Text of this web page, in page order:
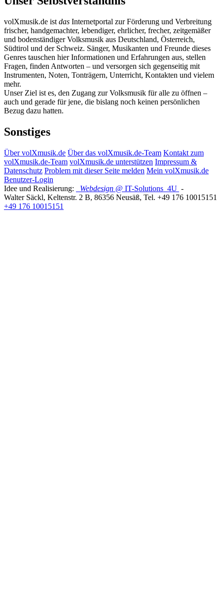
volXmusik.de ist das Internetportal zur Förderung und Verbreitung
frischer, handgemachter, lebendiger, ehrlicher, frecher, zeitgemäßer
und bodenständiger Volksmusik aus Deutschland, Österreich,
Südtirol und der Schweiz. Sänger, Musikanten und Freunde dieses
Genres tauschen hier Informationen und Erfahrungen aus, stellen
Fragen, finden Antworten – und versorgen sich gegenseitig mit
Instrumenten, Noten, Tonträgern, Unterricht, Kontakten und vielem
mehr.
Unser Ziel ist es, den Zugang zur Volksmusik für alle zu öffnen –
auch und gerade für jene, die bislang noch keinen persönlichen
Bezug dazu hatten.
Sonstiges
Über volXmusik.de Über das volXmusik.de-Team Kontakt zum
volXmusik.de-Team volXmusik.de unterstützen Impressum &
Datenschutz Problem mit dieser Seite melden Mein volXmusik.de
Benutzer-Login
Idee und Realisierung:
Webdesign @ IT-Solutions 4U -
Walter Säckl, Keltenstr. 2 B, 86356 Neusäß, Tel. +49 176 10015151
+49 176 10015151